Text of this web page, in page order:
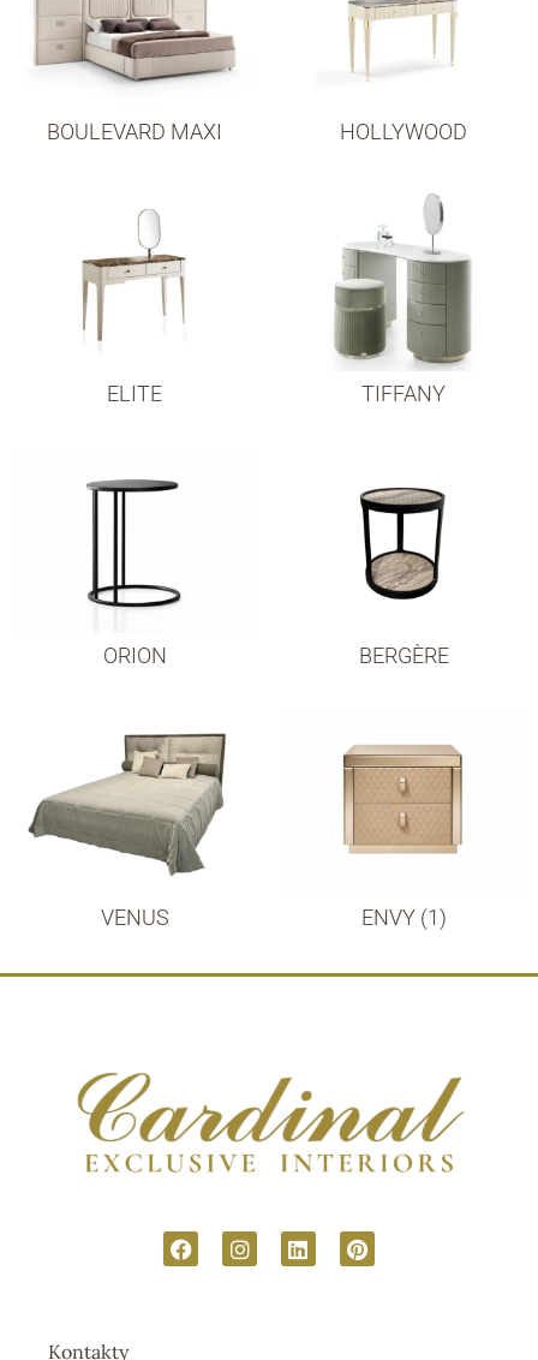
BOULEVARD MAXI HOLLYWOOD
ELITE TIFFANY
ORION BERGÈRE
VENUS ENVY (1)
Kontakty